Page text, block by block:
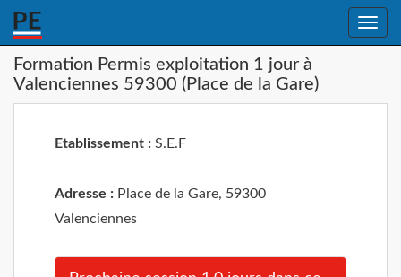
Toggle
Formation Permis exploitation 1 jour à
Valenciennes 59300 (Place de la Gare)
Etablissement : S.E.F
Adresse : Place de la Gare, 59300
Valenciennes